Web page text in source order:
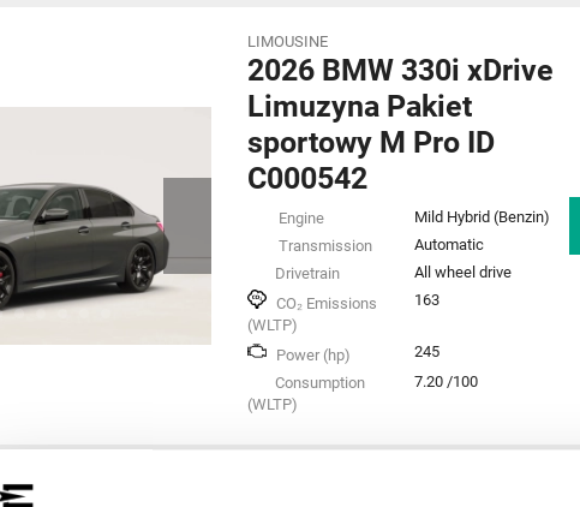
LIMOUSINE
2026 BMW 330i xDrive
Limuzyna Pakiet
sportowy M Pro ID
C000542
Engine
Mild Hybrid (Benzin)
Transmission
Automatic
Drivetrain
All wheel drive
CO₂ Emissions
(WLTP)
163
Power (hp)
245
Consumption
(WLTP)
7.20 /100